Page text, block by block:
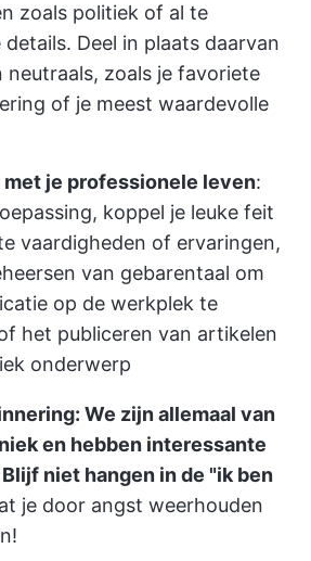
zoals politiek of al te
Deel in plaats daarvan
neutraals, zoals je favoriete
of je meest waardevolle
je professionele leven:
koppel je leuke feit
vaardigheden of ervaringen,
van gebarentaal om
op de werkplek te
het publiceren van artikelen
onderwerp
We zijn allemaal van
en hebben interessante
niet hangen in de "ik ben
je door angst weerhouden